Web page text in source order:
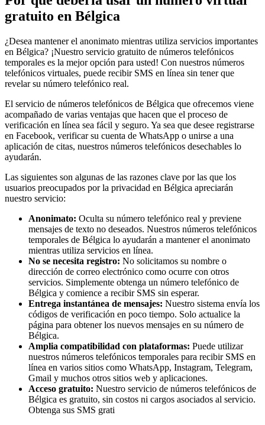
gratuito en Bélgica
¿Desea mantener el anonimato mientras utiliza servicios importantes
en Bélgica? ¡Nuestro servicio gratuito de números telefónicos
temporales es la mejor opción para usted! Con nuestros números
telefónicos virtuales, puede recibir SMS en línea sin tener que
revelar su número telefónico real.
El servicio de números telefónicos de Bélgica que ofrecemos viene
acompañado de varias ventajas que hacen que el proceso de
verificación en línea sea fácil y seguro. Ya sea que desee registrarse
en Facebook, verificar su cuenta de WhatsApp o unirse a una
aplicación de citas, nuestros números telefónicos desechables lo
ayudarán.
Las siguientes son algunas de las razones clave por las que los
usuarios preocupados por la privacidad en Bélgica apreciarán
nuestro servicio:
Anonimato: Oculta su número telefónico real y previene
mensajes de texto no deseados. Nuestros números telefónicos
temporales de Bélgica lo ayudarán a mantener el anonimato
mientras utiliza servicios en línea.
No se necesita registro: No solicitamos su nombre o
dirección de correo electrónico como ocurre con otros
servicios. Simplemente obtenga un número telefónico de
Bélgica y comience a recibir SMS sin esperar.
Entrega instantánea de mensajes: Nuestro sistema envía los
códigos de verificación en poco tiempo. Solo actualice la
página para obtener los nuevos mensajes en su número de
Bélgica.
Amplia compatibilidad con plataformas: Puede utilizar
nuestros números telefónicos temporales para recibir SMS en
línea en varios sitios como WhatsApp, Instagram, Telegram,
Gmail y muchos otros sitios web y aplicaciones.
Acceso gratuito: Nuestro servicio de números telefónicos de
Bélgica es gratuito, sin costos ni cargos asociados al servicio.
Obtenga sus SMS grati